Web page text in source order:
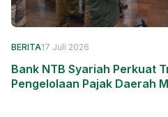
BERITA17 Juli 2026
Bank NTB Syariah Perkuat
Pengelolaan Pajak Daerah